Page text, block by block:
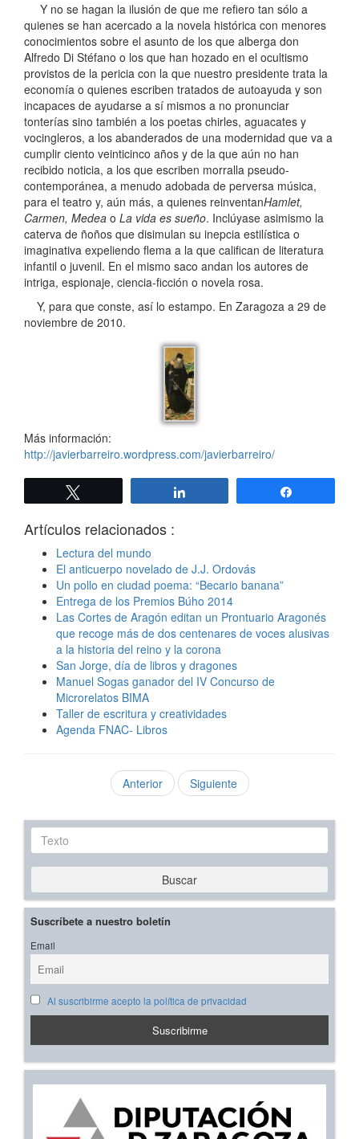
Y no se hagan la ilusión de que me refiero tan sólo a
quienes se han acercado a la novela histórica con menores
conocimientos sobre el asunto de los que alberga don
Alfredo Di Stéfano o los que han hozado en el ocultismo
provistos de la pericia con la que nuestro presidente trata la
economía o quienes escriben tratados de autoayuda y son
incapaces de ayudarse a sí mismos a no pronunciar
tonterías sino también a los poetas chirles, aguacates y
vocingleros, a los abanderados de una modernidad que va a
cumplir ciento veinticinco años y de la que aún no han
recibido noticia, a los que escriben morralla pseudo-
contemporánea, a menudo adobada de perversa música,
para el teatro y, aún más, a quienes reinventanHamlet,
Carmen, Medea o La vida es sueño. Inclúyase asimismo la
caterva de ñoños que disimulan su inepcia estilística o
imaginativa expeliendo flema a la que califican de literatura
infantil o juvenil. En el mismo saco andan los autores de
intriga, espionaje, ciencia-ficción o novela rosa.
Y, para que conste, así lo estampo. En Zaragoza a 29 de
noviembre de 2010.
Más información:
http://javierbarreiro.wordpress.com/javierbarreiro/
Artículos relacionados :
Lectura del mundo
El anticuerpo novelado de J.J. Ordovás
Un pollo en ciudad poema: “Becario banana”
Entrega de los Premios Búho 2014
Las Cortes de Aragón editan un Prontuario Aragonés
que recoge más de dos centenares de voces alusivas
a la historia del reino y la corona
San Jorge, día de libros y dragones
Manuel Sogas ganador del IV Concurso de
Microrelatos BIMA
Taller de escritura y creatividades
Agenda FNAC- Libros
Anterior Siguiente
Texto
Buscar
Suscríbete a nuestro boletín
Email
Al suscribirme acepto la política de privacidad